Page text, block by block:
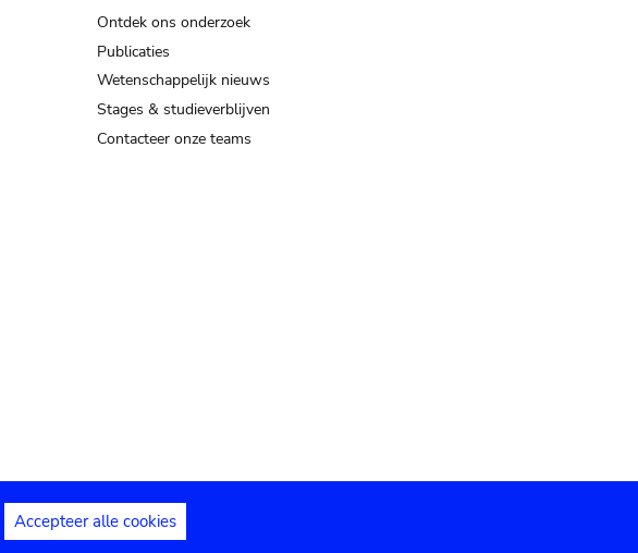
Ontdek ons onderzoek
Publicaties
Wetenschappelijk nieuws
Stages & studieverblijven
Contacteer onze teams
Accepteer alle cookies